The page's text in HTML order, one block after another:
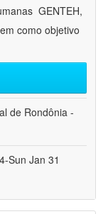
 GENTEH,
como objetivo
de Rondônia -
Sun Jan 31